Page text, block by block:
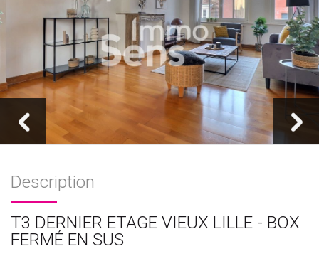
Description
T3 DERNIER ETAGE VIEUX LILLE - BOX
FERMÉ EN SUS